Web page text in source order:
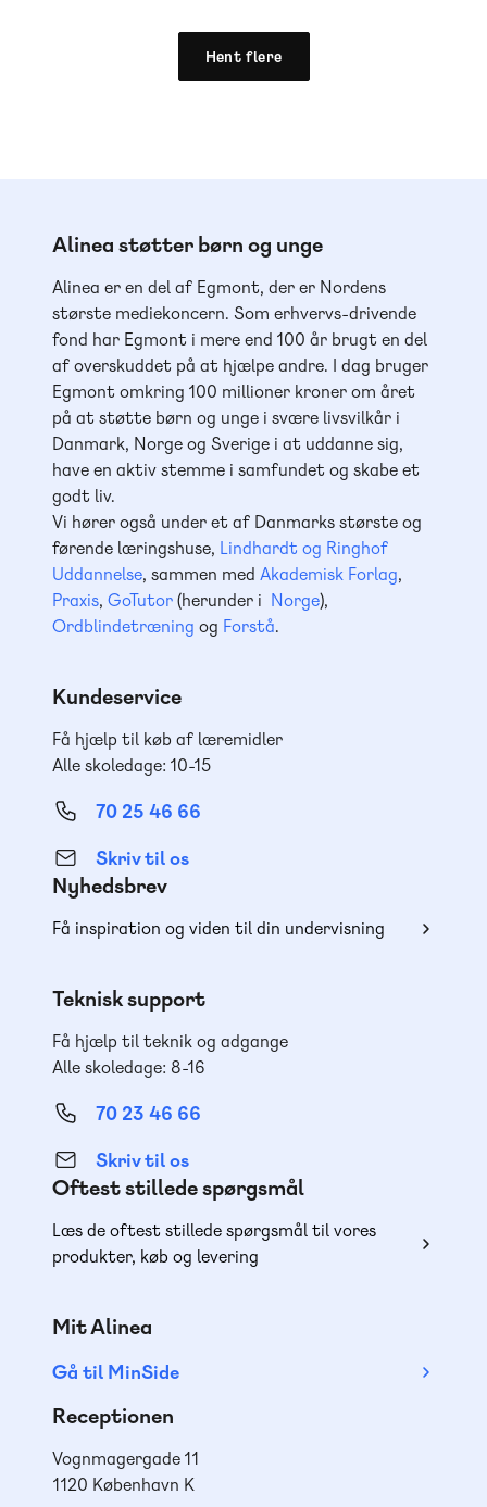
Hent flere
Alinea støtter børn og unge
Alinea er en del af Egmont, der er Nordens
største mediekoncern. Som erhvervs-drivende
fond har Egmont i mere end 100 år brugt en del
af overskuddet på at hjælpe andre. I dag bruger
Egmont omkring 100 millioner kroner om året
på at støtte børn og unge i svære livsvilkår i
Danmark, Norge og Sverige i at uddanne sig,
have en aktiv stemme i samfundet og skabe et
godt liv.
Vi hører også under et af Danmarks største og
førende læringshuse, Lindhardt og Ringhof
Uddannelse, sammen med Akademisk Forlag,
Praxis, GoTutor(herunder i Norge),
Ordblindetræning og Forstå.
Kundeservice
Få hjælp til køb af læremidler
Alle skoledage: 10-15
70 25 46 66
Skriv til os
Nyhedsbrev
Få inspiration og viden til din undervisning
Teknisk support
Få hjælp til teknik og adgange
Alle skoledage: 8-16
70 23 46 66
Skriv til os
Oftest stillede spørgsmål
Læs de oftest stillede spørgsmål til vores
produkter, køb og levering
Mit Alinea
Gå til MinSide
Receptionen
Vognmagergade 11
1120 København K